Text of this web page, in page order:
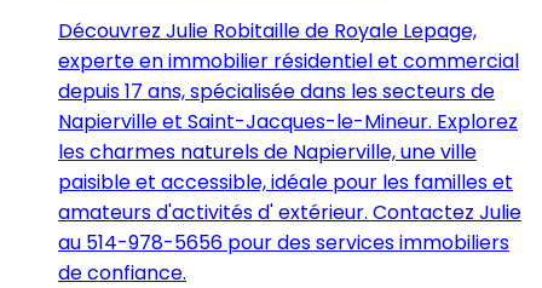
Découvrez Julie Robitaille de Royale Lepage,
experte en immobilier résidentiel et commercial
depuis 17 ans, spécialisée dans les secteurs de
Napierville et Saint-Jacques-le-Mineur. Explorez
les charmes naturels de Napierville, une ville
paisible et accessible, idéale pour les familles et
amateurs d'activités d' extérieur. Contactez Julie
au 514-978-5656 pour des services immobiliers
de confiance.